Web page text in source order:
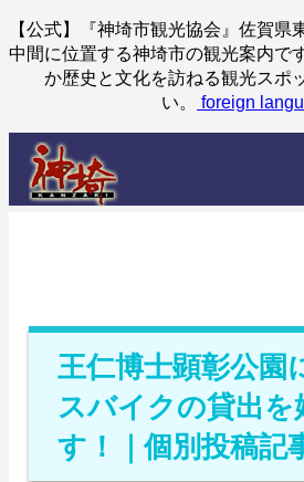
【公式】『神埼市観光協会』佐賀県
中間に位置する神埼市の観光案内で
か歴史と文化を訪ねる観光スポ
い。
foreign
王仁博士顕彰公園
スバイクの貸出を
す！｜個別投稿記